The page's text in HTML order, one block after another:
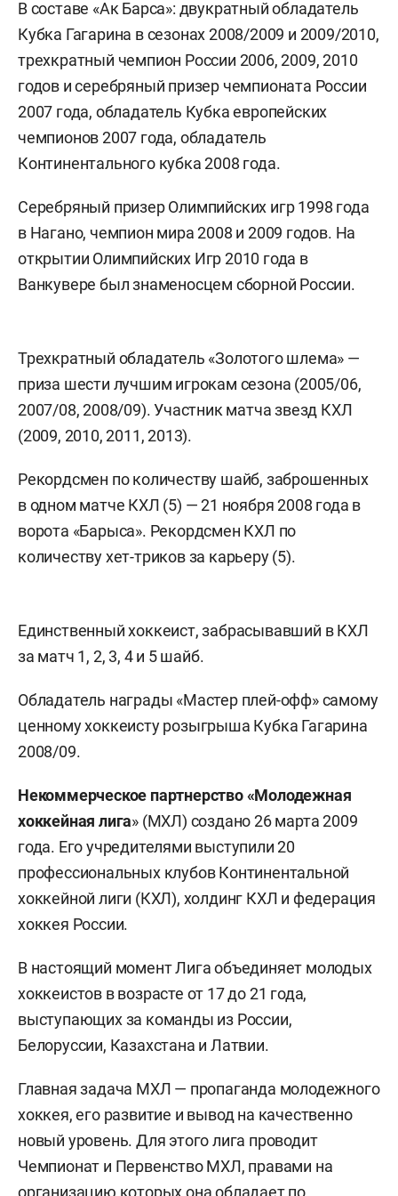
В составе «Ак Барса»: двукратный обладатель
Кубка Гагарина в сезонах 2008/2009 и 2009/2010,
трехкратный чемпион России 2006, 2009, 2010
годов и серебряный призер чемпионата России
2007 года, обладатель Кубка европейских
чемпионов 2007 года, обладатель
Континентального кубка 2008 года.
Серебряный призер Олимпийских игр 1998 года
в Нагано, чемпион мира 2008 и 2009 годов. На
открытии Олимпийских Игр 2010 года в
Ванкувере был знаменосцем сборной России.
Трехкратный обладатель «Золотого шлема» —
приза шести лучшим игрокам сезона (2005/06,
2007/08, 2008/09). Участник матча звезд КХЛ
(2009, 2010, 2011, 2013).
Рекордсмен по количеству шайб, заброшенных
в одном матче КХЛ (5) — 21 ноября 2008 года в
ворота «Барыса». Рекордсмен КХЛ по
количеству хет-триков за карьеру (5).
Единственный хоккеист, забрасывавший в КХЛ
за матч 1, 2, 3, 4 и 5 шайб.
Обладатель награды «Мастер плей-офф» самому
ценному хоккеисту розыгрыша Кубка Гагарина
2008/09.
Некоммерческое партнерство «Молодежная
хоккейная лига» (МХЛ) создано 26 марта 2009
года. Его учредителями выступили 20
профессиональных клубов Континентальной
хоккейной лиги (КХЛ), холдинг КХЛ и федерация
хоккея России.
В настоящий момент Лига объединяет молодых
хоккеистов в возрасте от 17 до 21 года,
выступающих за команды из России,
Белоруссии, Казахстана и Латвии.
Главная задача МХЛ — пропаганда молодежного
хоккея, его развитие и вывод на качественно
новый уровень. Для этого лига проводит
Чемпионат и Первенство МХЛ, правами на
организацию которых она обладает по